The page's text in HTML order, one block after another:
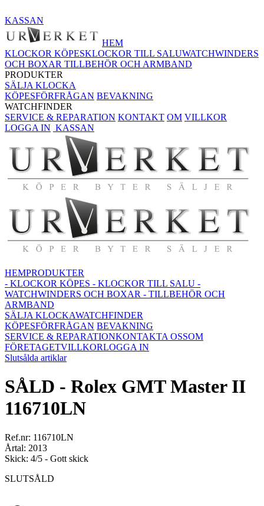
KASSAN
HEM
KLOCKOR KÖPESKLOCKOR TILL SALUWATCHWINDERS
OCH BOXAR TILLBEHÖR OCH ARMBAND
PRODUKTER
SÄLJA KLOCKA
KÖPESFÖRFRÅGAN BEVAKNING
WATCHFINDER
SERVICE & REPARATION KONTAKT OM VILLKOR
LOGGA IN KASSAN
HEMPRODUKTER
- KLOCKOR KÖPES - KLOCKOR TILL SALU -
WATCHWINDERS OCH BOXAR - TILLBEHÖR OCH
ARMBAND
SÄLJA KLOCKAWATCHFINDER
KÖPESFÖRFRÅGAN BEVAKNING
SERVICE & REPARATIONKONTAKTA OSSOM
FÖRETAGETVILLKORLOGGA IN
Slutsålda artiklar
SÅLD - Rolex GMT Master II
116710LN
Ref.nr: 116710LN
Årtal: 2013
Skick: 4/5 - Gott skick
SLUTSÅLD